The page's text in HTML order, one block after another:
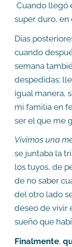
Cuando llegó
super duro, en
Días
cuando
semana
despedidas;
igual manera,
mi familia en
ser el que me
Vivimos una
se juntaba la
los tuyos, de
de no saber
del otro lado
deseo de vivir
sueño que
Finalmente,